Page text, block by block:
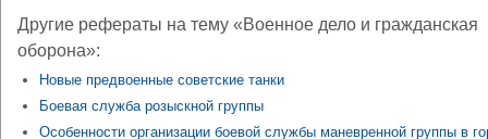
Другие рефераты на тему «Военное дело и гражданская
оборона»:
Новые предвоенные советские танки
Боевая служба розыскной группы
Особенности организации боевой службы маневренной группы в